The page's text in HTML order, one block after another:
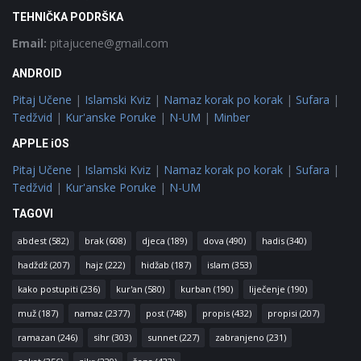
TEHNIČKA PODRŠKA
Email: pitajucene@gmail.com
ANDROID
Pitaj Učene | Islamski Kviz | Namaz korak po korak | Sufara |
Tedžvid | Kur'anske Poruke | N-UM | Minber
APPLE iOS
Pitaj Učene | Islamski Kviz | Namaz korak po korak | Sufara |
Tedžvid | Kur'anske Poruke | N-UM
TAGOVI
abdest (582) brak (608) djeca (189) dova (490) hadis (340)
hadždž (207) hajz (222) hidžab (187) islam (353)
kako postupiti (236) kur'an (580) kurban (190) liječenje (190)
muž (187) namaz (2377) post (748) propis (432) propisi (207)
ramazan (246) sihr (303) sunnet (227) zabranjeno (231)